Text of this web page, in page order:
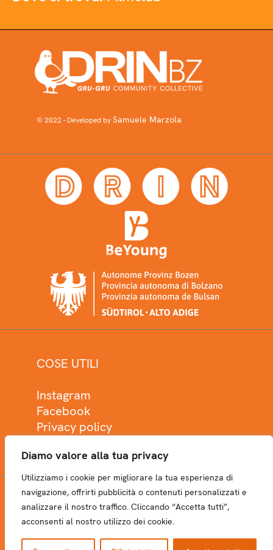
Diamo valore alla tua privacy
Utilizziamo i cookie per migliorare la tua esperienza di
navigazione, offrirti pubblicità o contenuti personalizzati e
analizzare il nostro traffico. Cliccando “Accetta tutti”,
acconsenti al nostro utilizzo dei cookie.
© 2022 - Developed bySamuele Marzola
COSE UTILI
Instagram
Facebook
Privacy policy
NEWSLETTER